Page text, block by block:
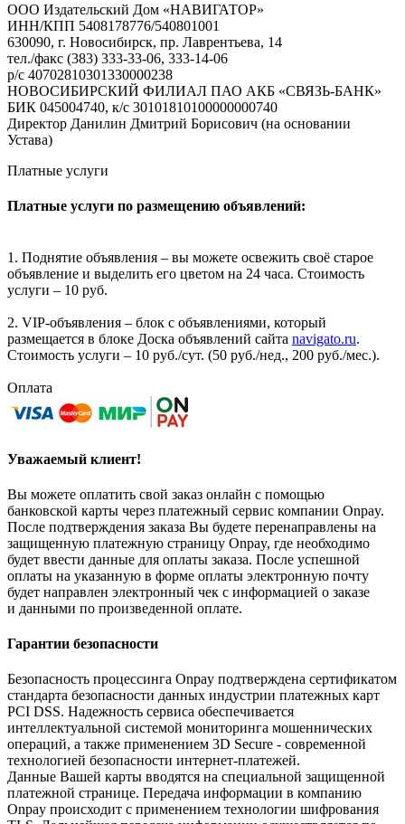
ООО Издательский Дом «НАВИГАТОР»
ИНН/КПП 5408178776/540801001
630090, г. Новосибирск, пр. Лаврентьева, 14
тел./факс (383) 333-33-06, 333-14-06
р/с 40702810301330000238
НОВОСИБИРСКИЙ ФИЛИАЛ ПАО АКБ «СВЯЗЬ-БАНК»
БИК 045004740, к/с 30101810100000000740
Директор Данилин Дмитрий Борисович (на основании
Устава)
Платные услуги
Платные услуги по размещению объявлений:
1. Поднятие объявления – вы можете освежить своё старое
объявление и выделить его цветом на 24 часа. Стоимость
услуги – 10 руб.
2. VIP-объявления – блок с объявлениями, который
размещается в блоке Доска объявлений сайта navigato.ru.
Стоимость услуги – 10 руб./сут. (50 руб./нед., 200 руб./мес.).
Оплата
Уважаемый клиент!
Вы можете оплатить свой заказ онлайн с помощью
банковской карты через платежный сервис компании Onpay.
После подтверждения заказа Вы будете перенаправлены на
защищенную платежную страницу Onpay, где необходимо
будет ввести данные для оплаты заказа. После успешной
оплаты на указанную в форме оплаты электронную почту
будет направлен электронный чек с информацией о заказе
и данными по произведенной оплате.
Гарантии безопасности
Безопасность процессинга Onpay подтверждена сертификатом
стандарта безопасности данных индустрии платежных карт
PCI DSS. Надежность сервиса обеспечивается
интеллектуальной системой мониторинга мошеннических
операций, а также применением 3D Secure - современной
технологией безопасности интернет-платежей.
Данные Вашей карты вводятся на специальной защищенной
платежной странице. Передача информации в компанию
Onpay происходит с применением технологии шифрования